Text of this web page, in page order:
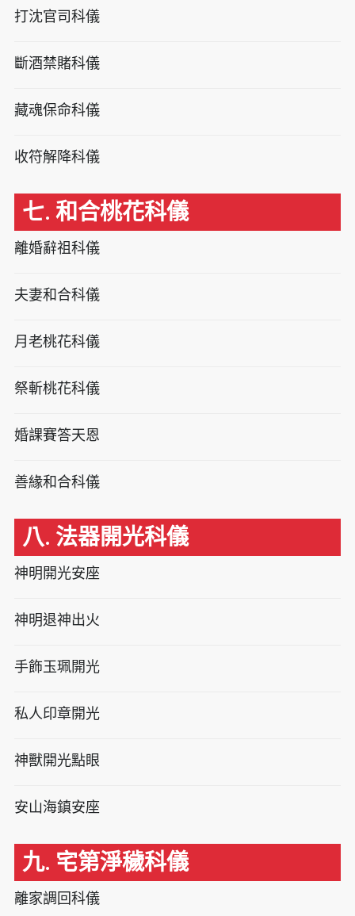
打沈官司科儀
斷酒禁賭科儀
藏魂保命科儀
收符解降科儀
七. 和合桃花科儀
離婚辭祖科儀
夫妻和合科儀
月老桃花科儀
祭斬桃花科儀
婚課賽答天恩
善緣和合科儀
八. 法器開光科儀
神明開光安座
神明退神出火
手飾玉珮開光
私人印章開光
神獸開光點眼
安山海鎮安座
九. 宅第淨穢科儀
離家調回科儀